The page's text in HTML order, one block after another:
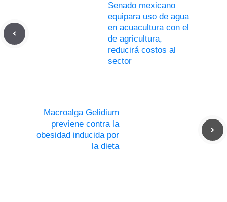
Senado mexicano
equipara uso de agua
en acuacultura con el
de agricultura,
reducirá costos al
sector
Macroalga Gelidium
previene contra la
obesidad inducida por
la dieta